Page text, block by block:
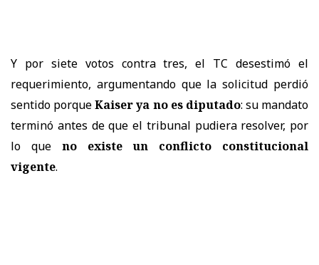
Y por siete votos contra tres, el TC desestimó el
requerimiento, argumentando que la solicitud perdió
sentido porqueKaiser ya no es diputado: su mandato
terminó antes de que el tribunal pudiera resolver, por
lo que no existe un conflicto constitucional
vigente.